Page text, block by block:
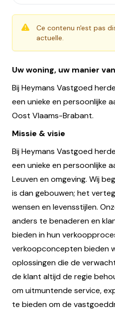
Ce contenu n'est pas
actuelle.
Uw woning, uw manier
Bij Heymans Vastgoed
een unieke en persoonlijke
Oost Vlaams-Brabant.
Missie & visie
Bij Heymans Vastgoed
een unieke en persoonlijke
Leuven en omgeving. Wij
is dan gebouwen; het
wensen en levensstijlen.
anders te benaderen en
bieden in hun
verkoopconcepten bieden
oplossingen die de
de klant altijd de regie
om uitmuntende service,
te bieden om de